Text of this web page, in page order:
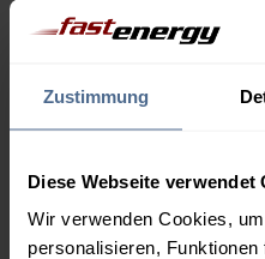
Zustimmung
Diese Webseite verwendet
Wir verwenden Cookies,
personalisieren,
Menge
1.000 Liter
2.000 Liter